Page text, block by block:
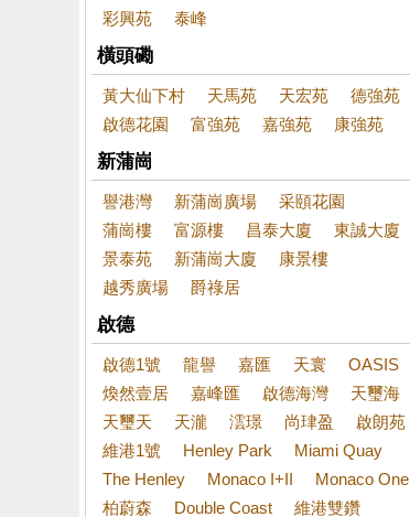
彩興苑
泰峰
橫頭磡
黃大仙下村 天馬苑 天宏苑
德強苑
啟德花園
富強苑 嘉強苑 康強苑
新蒲崗
譽港灣 新蒲崗廣場
采頤花園
蒲崗樓
富源樓 昌泰大廈
東誠大廈
景泰苑
新蒲崗大廈
康景樓
越秀廣場
爵祿居
啟德
啟德1號 龍譽 嘉匯 天寰
OASIS
煥然壹居
嘉峰匯 啟德海灣
天璽海
天璽天
天瀧 澐璟 尚珒盈
啟朗苑
維港1號
Henley Park
Miami Quay
The Henley
Monaco I+II
Monaco One
柏蔚森
Double Coast 維港雙鑽